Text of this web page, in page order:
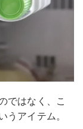
ではなく、こ
うアイテム。